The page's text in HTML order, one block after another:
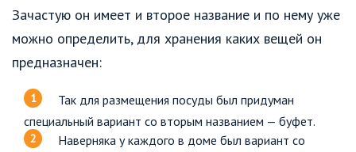
Зачастую он имеет и второе название и по нему уже
можно определить, для хранения каких вещей он
предназначен:
Так для размещения посуды был придуман
специальный вариант со вторым названием — буфет.
Наверняка у каждого в доме был вариант со